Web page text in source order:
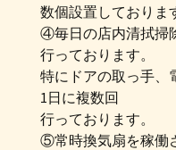
数個設置しておりま
④毎日の店内清拭掃
行っております。
特にドアの取っ手、
1日に複数回
行っております。
⑤常時換気扇を稼働